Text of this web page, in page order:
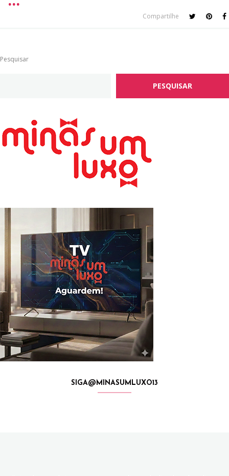
Compartilhe
Pesquisar
PESQUISAR
SIGA@MINASUMLUXO13